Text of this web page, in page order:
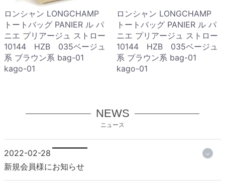
ロンシャン LONGCHAMP
トートバッグ PANIER ル パ
ニエ プリアージュ ストロー
10144 HZB 035ベージュ
系 ブラウン系 bag-01
kago-01
ロンシャン LONGCHAMP
トートバッグ PANIER ル パ
ニエ プリアージュ ストロー
10144 HZB 035ベージュ
系 ブラウン系 bag-01
kago-01
NEWS
ニュース
2022-02-28
新規会員様にお知らせ